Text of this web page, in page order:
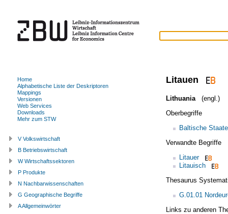
Litauen
Lithuania
(engl.)
Oberbegriffe
Baltische
Verwandte Begriffe
Litauer
Litauisch
Thesaurus
G.01.01
Links zu anderen
Home
Alphabetische Liste der Deskriptoren
Mappings
Versionen
Web Services
Downloads
Mehr zum STW
V Volkswirtschaft
B Betriebswirtschaft
W Wirtschaftssektoren
P Produkte
N Nachbarwissenschaften
G Geographische Begriffe
A Allgemeinwörter